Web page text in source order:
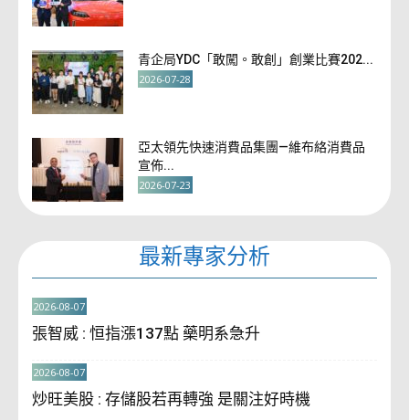
青企局YDC「敢闖。敢創」創業比賽202...
2026-07-28
亞太領先快速消費品集團—維布絡消費品
宣佈...
2026-07-23
最新專家分析
張智威 : 恒指漲137點 藥明系急升
2026-08-07
炒旺美股 : 存儲股若再轉強 是關注好時機
2026-08-07